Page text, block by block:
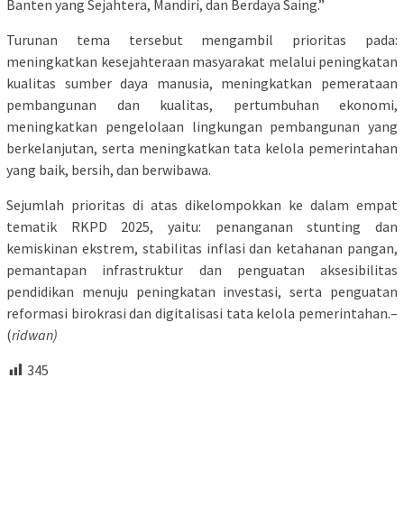
Banten yang Sejahtera, Mandiri, dan Berdaya Saing.”
Turunan tema tersebut mengambil prioritas pada:
meningkatkan kesejahteraan masyarakat melalui peningkatan
kualitas sumber daya manusia, meningkatkan pemerataan
pembangunan dan kualitas, pertumbuhan ekonomi,
meningkatkan pengelolaan lingkungan pembangunan yang
berkelanjutan, serta meningkatkan tata kelola pemerintahan
yang baik, bersih, dan berwibawa.
Sejumlah prioritas di atas dikelompokkan ke dalam empat
tematik RKPD 2025, yaitu: penanganan stunting dan
kemiskinan ekstrem, stabilitas inflasi dan ketahanan pangan,
pemantapan infrastruktur dan penguatan aksesibilitas
pendidikan menuju peningkatan investasi, serta penguatan
reformasi birokrasi dan digitalisasi tata kelola pemerintahan.–
(ridwan)
345